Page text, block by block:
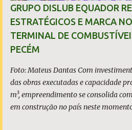
investimentos bilionários são usados
é, de fato, o CIPP O Complexo
(CIPP) está situado parcialmente nos
do Amarante e de Caucaia,
acima. Embora a Vila (ou distrito) do
GRUPO DISLUB EQUADOR
ESTRATÉGICOS E MARCA
TERMINAL DE
PECÉM
Foto: Mateus Dantas Com
das obras executadas e capacidade
m³, empreendimento se consolida
em construção no país neste